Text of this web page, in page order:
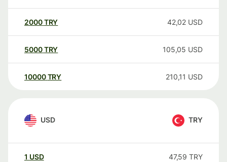
2000TRY 42,02 USD
5000TRY 105,05 USD
10000 TRY 210,11 USD
USD TRY
1 USD 47,59 TRY